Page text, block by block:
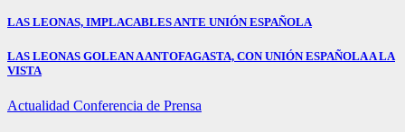
LAS LEONAS, IMPLACABLES ANTE UNIÓN ESPAÑOLA
LAS LEONAS GOLEAN A ANTOFAGASTA, CON UNIÓN ESPAÑOLA A LA
VISTA
Actualidad Conferencia de Prensa